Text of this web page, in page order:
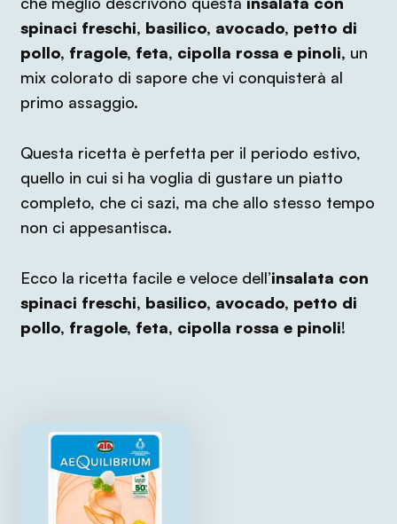
spinaci freschi, basilico, avocado, petto di
pollo, fragole, feta, cipolla rossa e pinoli, un
mix colorato di sapore che vi conquisterà al
primo assaggio.
Questa ricetta è perfetta per il periodo estivo,
quello in cui si ha voglia di gustare un piatto
completo, che ci sazi, ma che allo stesso tempo
non ci appesantisca.
Ecco la ricetta facile e veloce dell’insalata con
spinaci freschi, basilico, avocado, petto di
pollo, fragole, feta, cipolla rossa e pinoli!